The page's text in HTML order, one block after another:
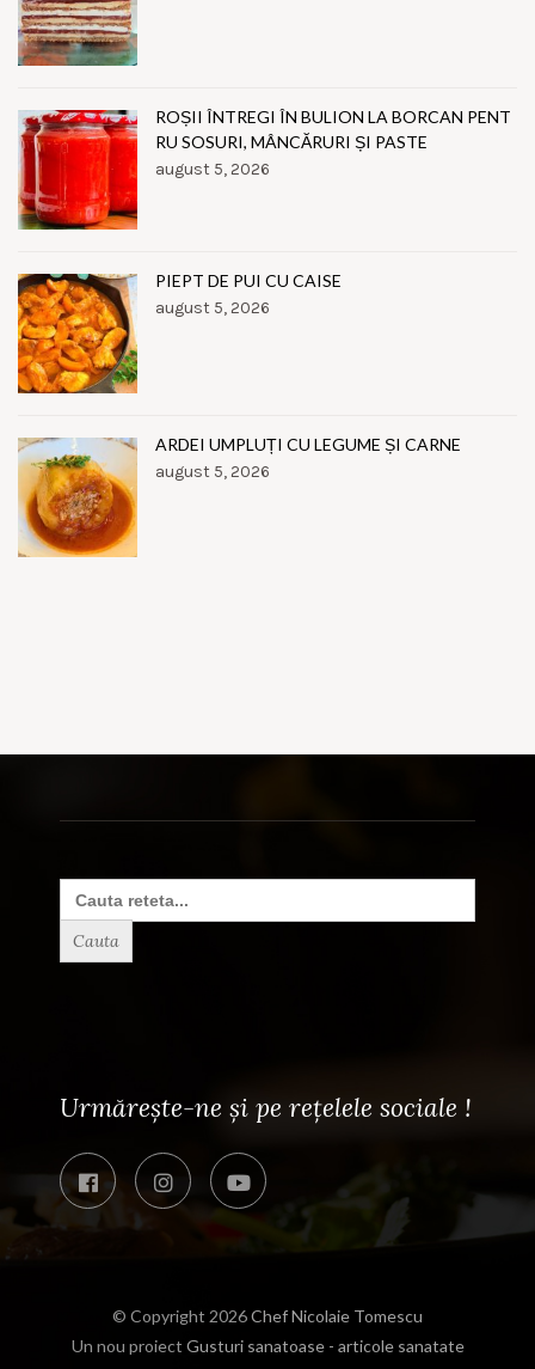
ROȘII ÎNTREGI ÎN BULION LA BORCAN PENT
RU SOSURI, MÂNCĂRURI ȘI PASTE
august 5, 2026
PIEPT DE PUI CU CAISE
august 5, 2026
ARDEI UMPLUȚI CU LEGUME ȘI CARNE
august 5, 2026
Search
for:
Urmărește-ne și pe rețelele sociale !
© Copyright 2026Chef Nicolaie Tomescu
Un nou proiect Gusturi sanatoase - articole sanatate